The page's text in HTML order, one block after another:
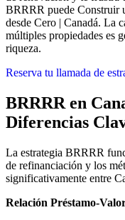
BRRRR puede Construir
desde Cero | Canadá. La
múltiples propiedades es
riqueza.
Reserva tu llamada de
BRRRR en
Diferencias
La estrategia BRRRR
de refinanciación y los
significativamente entre
Relación Préstamo-